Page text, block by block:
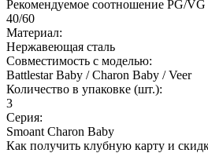
Рекомендуемое соотношение PG/
40/60
Материал:
Нержавеющая сталь
Совместимость с моделью:
Battlestar Baby / Charon Baby / Veer
Количество в упаковке (шт.):
3
Серия:
Smoant Charon Baby
Как получить клубную карту и